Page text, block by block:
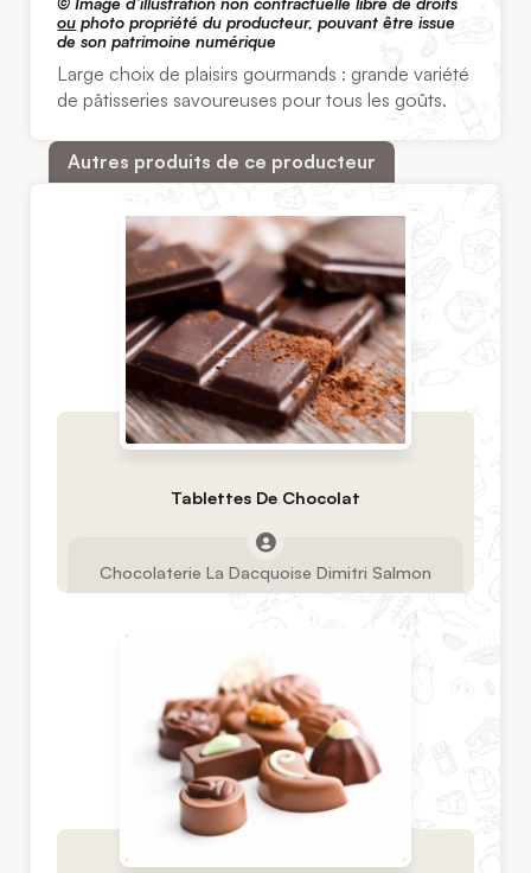
ou photo propriété du producteur, pouvant être issue
de son patrimoine numérique
Large choix de plaisirs gourmands : grande variété
de pâtisseries savoureuses pour tous les goûts.
Autres produits de ce producteur
Tablettes De Chocolat
Chocolaterie La Dacquoise Dimitri Salmon